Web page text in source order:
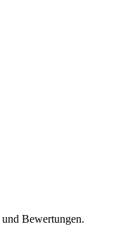
Bewertungen.